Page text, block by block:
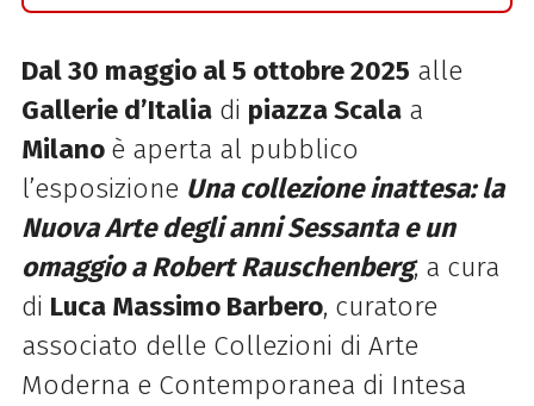
Dal 30 maggio al 5 ottobre 2025 alle
Gallerie d’Italiadi piazza Scalaa
Milano è aperta al pubblico
l’esposizione Una collezione inattesa: la
Nuova Arte degli anni Sessanta e un
omaggio a Robert Rauschenberg, a cura
di Luca Massimo Barbero, curatore
associato delle Collezioni di Arte
Moderna e Contemporanea di Intesa